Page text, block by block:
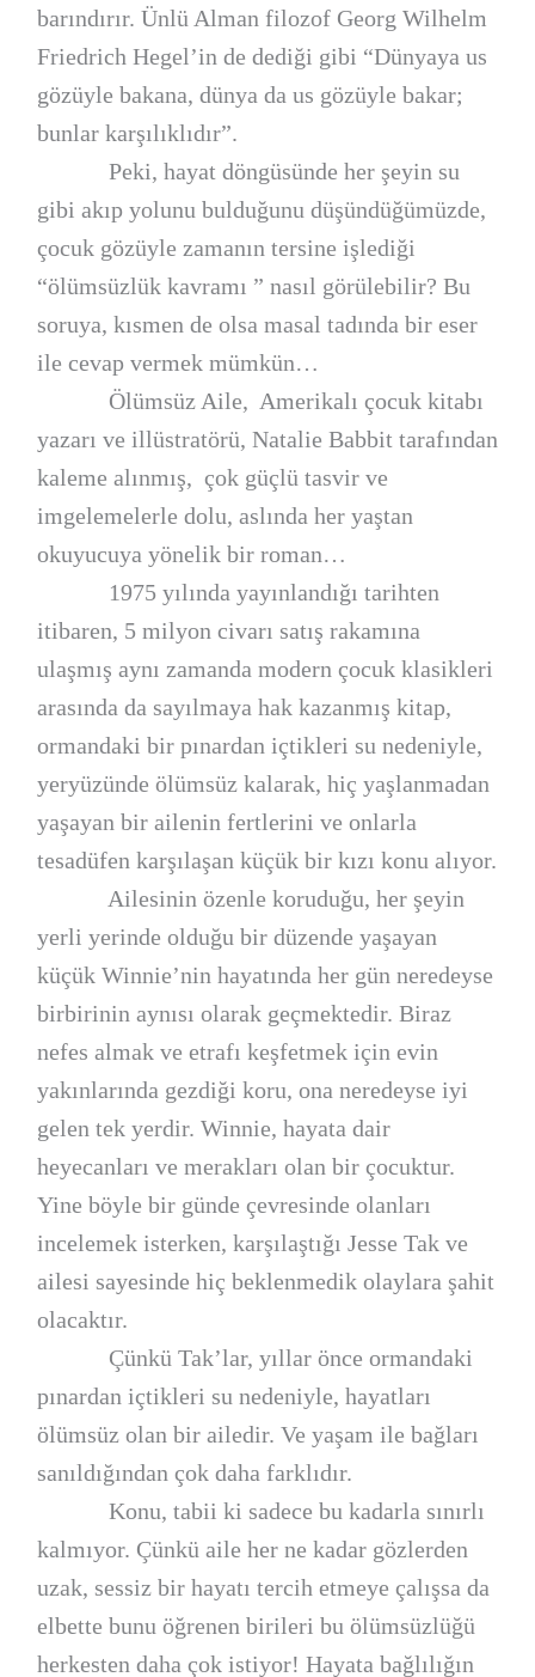
barındırır. Ünlü Alman filozof Georg Wilhelm
Friedrich Hegel’in de dediği gibi “Dünyaya us
gözüyle bakana, dünya da us gözüyle bakar;
bunlar karşılıklıdır”.
Peki, hayat döngüsünde her şeyin su
gibi akıp yolunu bulduğunu düşündüğümüzde,
çocuk gözüyle zamanın tersine işlediği
“ölümsüzlük kavramı ” nasıl görülebilir? Bu
soruya, kısmen de olsa masal tadında bir eser
ile cevap vermek mümkün…
Ölümsüz Aile, Amerikalı çocuk kitabı
yazarı ve illüstratörü, Natalie Babbit tarafından
kaleme alınmış, çok güçlü tasvir ve
imgelemelerle dolu, aslında her yaştan
okuyucuya yönelik bir roman…
1975 yılında yayınlandığı tarihten
itibaren, 5 milyon civarı satış rakamına
ulaşmış aynı zamanda modern çocuk klasikleri
arasında da sayılmaya hak kazanmış kitap,
ormandaki bir pınardan içtikleri su nedeniyle,
yeryüzünde ölümsüz kalarak, hiç yaşlanmadan
yaşayan bir ailenin fertlerini ve onlarla
tesadüfen karşılaşan küçük bir kızı konu alıyor.
Ailesinin özenle koruduğu, her şeyin
yerli yerinde olduğu bir düzende yaşayan
küçük Winnie’nin hayatında her gün neredeyse
birbirinin aynısı olarak geçmektedir. Biraz
nefes almak ve etrafı keşfetmek için evin
yakınlarında gezdiği koru, ona neredeyse iyi
gelen tek yerdir. Winnie, hayata dair
heyecanları ve merakları olan bir çocuktur.
Yine böyle bir günde çevresinde olanları
incelemek isterken, karşılaştığı Jesse Tak ve
ailesi sayesinde hiç beklenmedik olaylara şahit
olacaktır.
Çünkü Tak’lar, yıllar önce ormandaki
pınardan içtikleri su nedeniyle, hayatları
ölümsüz olan bir ailedir. Ve yaşam ile bağları
sanıldığından çok daha farklıdır.
Konu, tabii ki sadece bu kadarla sınırlı
kalmıyor. Çünkü aile her ne kadar gözlerden
uzak, sessiz bir hayatı tercih etmeye çalışsa da
elbette bunu öğrenen birileri bu ölümsüzlüğü
herkesten daha çok istiyor! Hayata bağlılığın